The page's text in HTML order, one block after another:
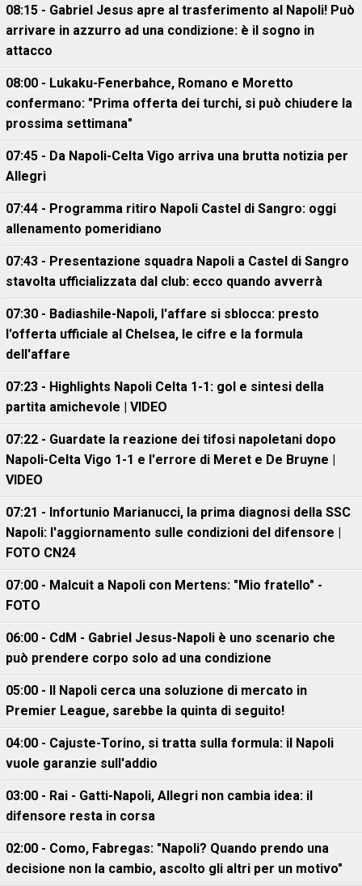
08:15 - Gabriel Jesus apre al trasferimento al Napoli! Può
arrivare in azzurro ad una condizione: è il sogno in
attacco
08:00 - Lukaku-Fenerbahce, Romano e Moretto
confermano: "Prima offerta dei turchi, si può chiudere la
prossima settimana"
07:45 - Da Napoli-Celta Vigo arriva una brutta notizia per
Allegri
07:44 - Programma ritiro Napoli Castel di Sangro: oggi
allenamento pomeridiano
07:43 - Presentazione squadra Napoli a Castel di Sangro
stavolta ufficializzata dal club: ecco quando avverrà
07:30 - Badiashile-Napoli, l'affare si sblocca: presto
l'offerta ufficiale al Chelsea, le cifre e la formula
dell'affare
07:23 - Highlights Napoli Celta 1-1: gol e sintesi della
partita amichevole | VIDEO
07:22 - Guardate la reazione dei tifosi napoletani dopo
Napoli-Celta Vigo 1-1 e l'errore di Meret e De Bruyne |
VIDEO
07:21 - Infortunio Marianucci, la prima diagnosi della SSC
Napoli: l'aggiornamento sulle condizioni del difensore |
FOTO CN24
07:00 - Malcuit a Napoli con Mertens: "Mio fratello" -
FOTO
06:00 - CdM - Gabriel Jesus-Napoli è uno scenario che
può prendere corpo solo ad una condizione
05:00 - Il Napoli cerca una soluzione di mercato in
Premier League, sarebbe la quinta di seguito!
04:00 - Cajuste-Torino, si tratta sulla formula: il Napoli
vuole garanzie sull'addio
03:00 - Rai - Gatti-Napoli, Allegri non cambia idea: il
difensore resta in corsa
02:00 - Como, Fabregas: "Napoli? Quando prendo una
decisione non la cambio, ascolto gli altri per un motivo"